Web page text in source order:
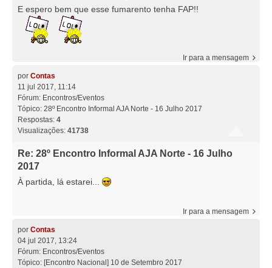
E espero bem que esse fumarento tenha FAP!!
Ir para a mensagem
por Contas
11 jul 2017, 11:14
Fórum: Encontros/Eventos
Tópico: 28º Encontro Informal AJA Norte - 16 Julho 2017
Respostas: 4
Visualizações: 41738
Re: 28º Encontro Informal AJA Norte - 16 Julho
2017
À partida, lá estarei...
Ir para a mensagem
por Contas
04 jul 2017, 13:24
Fórum: Encontros/Eventos
Tópico: [Encontro Nacional] 10 de Setembro 2017